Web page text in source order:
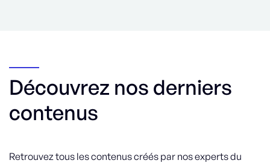
Découvrez nos derniers
contenus
Retrouvez tous les contenus créés par nos experts du